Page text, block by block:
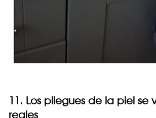
11. Los pliegues de la piel se
reales